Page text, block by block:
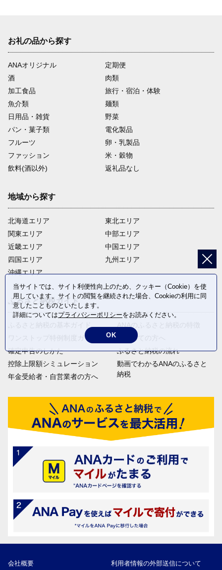
お礼の品から探す
ANAオリジナル
定期便
酒
肉類
加工食品
旅行・宿泊・体験
魚介類
麺類
日用品・雑貨
野菜
パン・菓子類
電化製品
フルーツ
卵・乳製品
ファッション
米・穀物
飲料(酒以外)
返礼品なし
地域から探す
北海道エリア
関東エリア
近畿エリア
四国エリア
沖縄エリア
東北エリア
中部エリア
中国エリア
九州エリア
ふるさと納税ガイド
ふるさと納税の基本ガイド
ワンストップ特例制度ガイド
確定申告のしかた
控除上限額シミュレーション
年金受給者・自営業者の方へ
ANAのふるさと納税の特徴
はじめての方へ
ふるさと納税の流れ
動画でわかるANAのふるさと
納税
会社概要 利用者情報の外部送信について
当サイトでは、サイト利便性向上のため、クッキー（Cookie）を使
用しています。サイトの閲覧を継続された場合、Cookieの利用に同
意したことものといたします。
詳細についてはプライバシーポリシーをお読みください。
OK